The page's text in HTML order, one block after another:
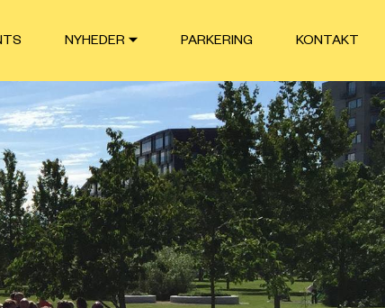
NYHEDER PARKERING KONTAKT